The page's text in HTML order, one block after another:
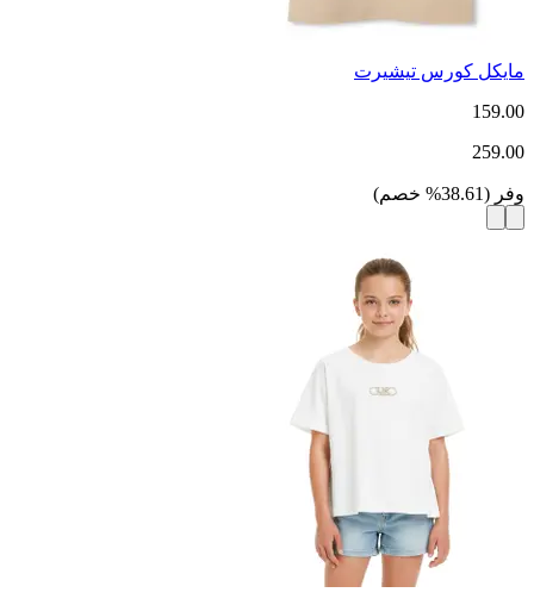
مايكل كورس تيشيرت
159.00
259.00
وفر (
38.61
% خصم)